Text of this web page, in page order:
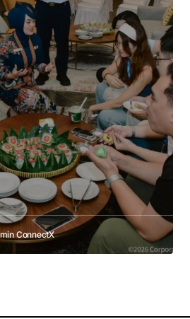
ConnectX